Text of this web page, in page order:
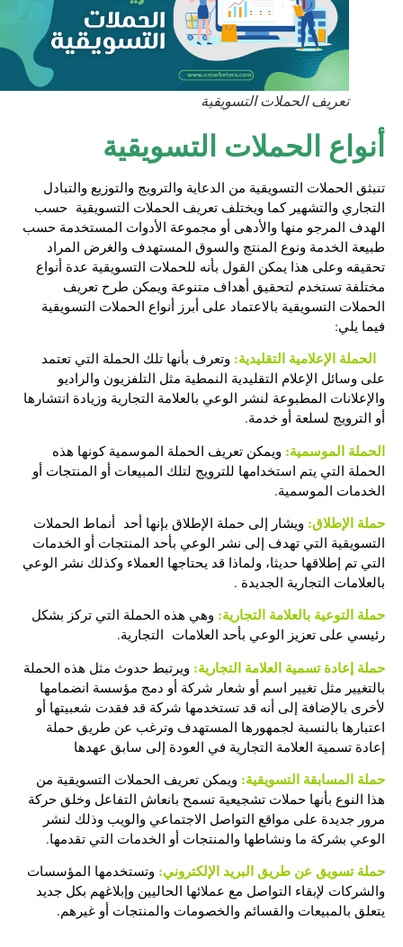
تعريف الحملات التسويقية
أنواع الحملات التسويقية
تنبثق الحملات التسويقية من الدعاية والترويج والتوزيع والتبادل
التجاري والتشهير كما ويختلفتعريف الحملات التسويقيةحسب
الهدف المرجو منها والأدهى أو مجموعة الأدوات المستخدمة حسب
طبيعة الخدمة ونوع المنتج والسوق المستهدف والغرض المراد
تحقيقه وعلى هذا يمكن القول بأنه للحملات التسويقية عدة أنواع
مختلفة تستخدم لتحقيق أهداف متنوعة ويمكن طرحتعريف
الحملات التسويقيةبالاعتماد على أبرز أنواع الحملات التسويقية
فيما يلي:
الحملة الإعلامية التقليدية:وتعرف بأنها تلك الحملة التي تعتمد
على وسائل الإعلام التقليدية النمطية مثل التلفزيون والراديو
والإعلانات المطبوعة لنشر الوعي بالعلامة التجارية وزيادة انتشارها
أو الترويج لسلعة أو خدمة.
الحملة الموسمية:ويمكن تعريف الحملة الموسمية كونها هذه
الحملة التي يتم استخدامها للترويج لتلك المبيعات أو المنتجات أو
الخدمات الموسمية.
حملة الإطلاق:ويشار إلى حملة الإطلاق بإنها أحد أنماط الحملات
التسويقية التي تهدف إلى نشر الوعي بأحد المنتجات أو الخدمات
التي تم إطلاقها حديثا، ولماذا قد يحتاجها العملاء وكذلك نشر الوعي
بالعلامات التجارية الجديدة .
حملة التوعية بالعلامة التجارية: وهي هذه الحملة التي تركز بشكل
رئيسي على تعزيز الوعي بأحد العلامات التجارية.
حملة إعادة تسمية العلامة التجارية: ويرتبط حدوث مثل هذه الحملة
بالتغيير مثل تغيير اسم أو شعار شركة أو دمج مؤسسة انضمامها
لأخرى بالإضافة إلى أنه قد تستخدمها شركة قد فقدت شعبيتها أو
اعتبارها بالنسبة لجمهورها المستهدف وترغب عن طريق حملة
إعادة تسمية العلامة التجارية في العودة إلى سابق عهدها
حملة المسابقة التسويقية:ويمكنتعريف الحملات التسويقيةمن
هذا النوع بأنها حملات تشجيعية تسمح بانعاش التفاعل وخلق حركة
مرور جديدة على مواقع التواصل الاجتماعي والويب وذلك لنشر
الوعي بشركة ما ونشاطها والمنتجات أو الخدمات التي تقدمها.
حملة تسويق عن طريق البريد الإلكتروني:وتستخدمها المؤسسات
والشركات لإبقاء التواصل مع عملائها الحاليين وإبلاغهم بكل جديد
يتعلق بالمبيعات والقسائم والخصومات والمنتجات أو غيرهم.